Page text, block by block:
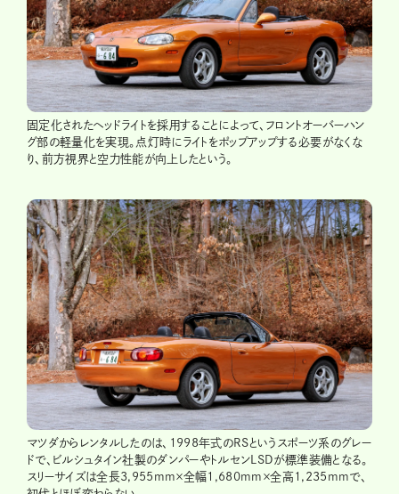
固定化されたヘッドライトを採用することによって、フロントオーバーハン
グ部の軽量化を実現。点灯時にライトをポップアップする必要がなくな
り、前方視界と空力性能が向上したという。
マツダからレンタルしたのは、1998年式のRSというスポーツ系のグレー
ドで、ビルシュタイン社製のダンパーやトルセンLSDが標準装備となる。
スリーサイズは全長3,955mm×全幅1,680mm×全高1,235mmで、